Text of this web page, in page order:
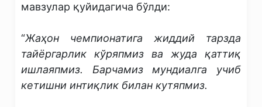
мавзулар қуйидагича бўлди:
“Жаҳон чемпионатига жиддий тарзда
тайёргарлик кўряпмиз ва жуда қаттиқ
ишлаяпмиз. Барчамиз мундиалга учиб
кетишни интиқлик билан кутяпмиз.